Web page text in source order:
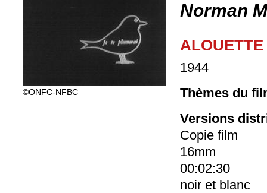
©ONFC-NFBC
Norman
ALOUETTE
1944
Thèmes du
Versions
Copie film
16mm
00:02:30
noir et blanc